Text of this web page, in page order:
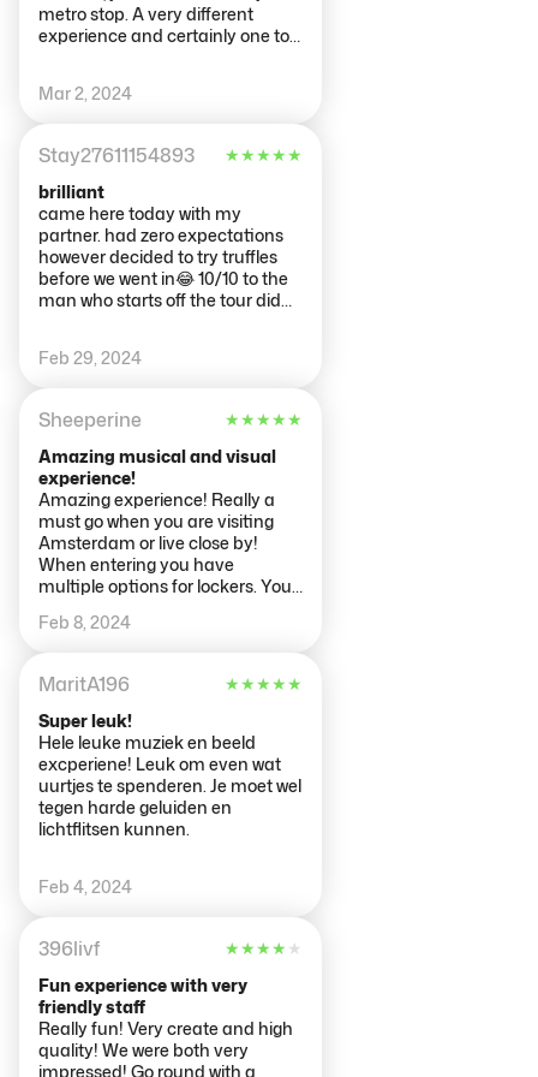
de notre vacance à Amsterdam
était vraiment la meilleure idée
metro stop. A very different
experience and certainly one to
you are sensitive to lights. The
swing and confetti room were our
favourites.
Mar 2, 2024
Stay27611154893 ★★★★★
brilliant
came here today with my
partner. had zero expectations
however decided to try truffles
before we went in😂 10/10 to the
man who starts off the tour did
the experience but had so much
fun would defiantly go again😂
Feb 29, 2024
Sheeperine ★★★★★
Amazing musical and visual
experience!
Amazing experience! Really a
must go when you are visiting
Amsterdam or live close by!
When entering you have
multiple options for lockers. You
where you need to wait for your
timeslot. When the time has
come you will be called forward
and have an introduction by
women that plays a robot. This is
really well done and brings you in
the mood. Afterwards you will go
from room to room where
everyroom has something
unique to offer in visuals as in
room where you can create
drink at the bar where they make
really good cocktails!
Feb 8, 2024
MaritA196 ★★★★★
Super leuk!
Hele leuke muziek en beeld
excperiene! Leuk om even wat
uurtjes te spenderen. Je moet wel
tegen harde geluiden en
lichtflitsen kunnen.
Feb 4, 2024
396livf ★★★★ ★
Fun experience with very
friendly staff
Really fun! Very create and high
quality! We were both very
impressed! Go round with a